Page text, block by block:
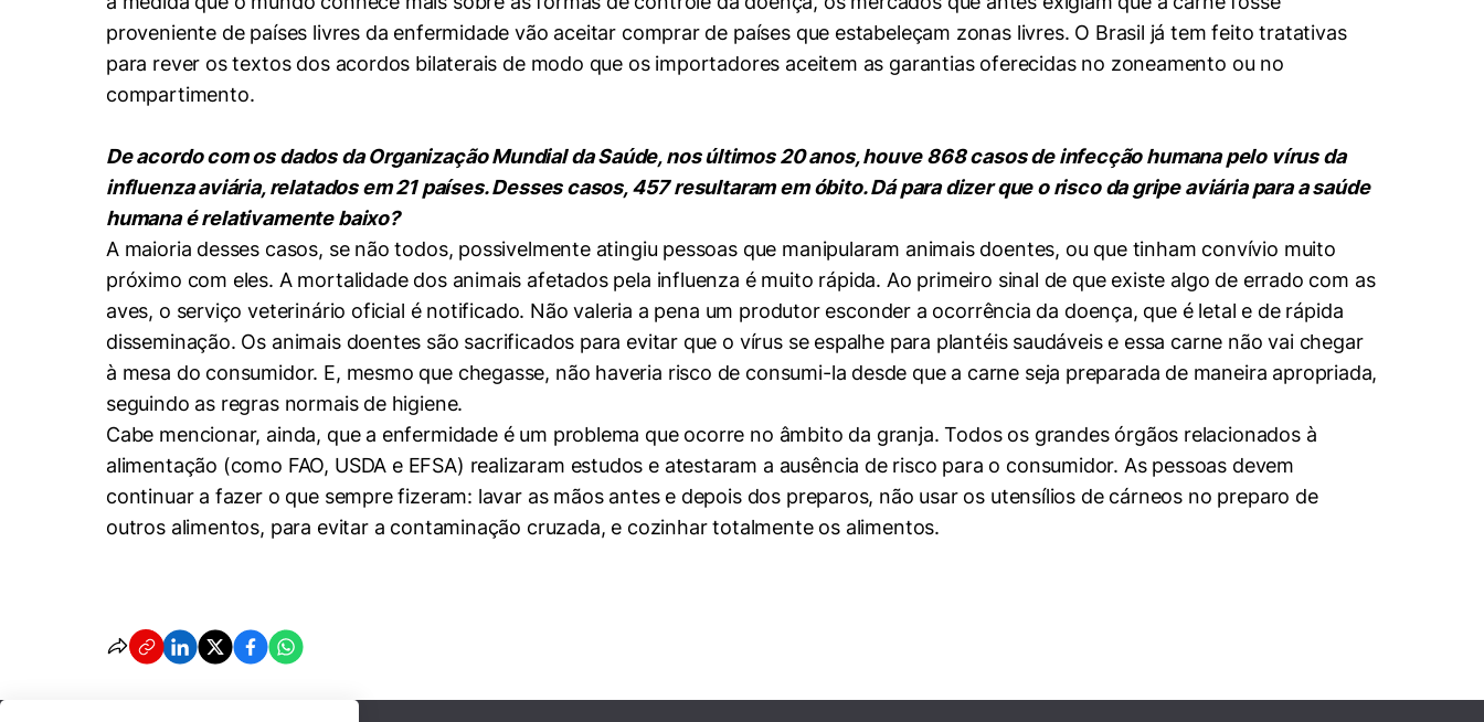
proveniente de países livres da enfermidade vão aceitar comprar de países que estabeleçam zonas livres. O Brasil já tem feito tratativas
para rever os textos dos acordos bilaterais de modo que os importadores aceitem as garantias oferecidas no zoneamento ou no
compartimento.
De acordo com os dados da Organização Mundial da Saúde, nos últimos 20 anos, houve 868 casos de infecção humana pelo vírus da
influenza aviária, relatados em 21 países. Desses casos, 457 resultaram em óbito. Dá para dizer que o risco da gripe aviária para a saúde
humana é relativamente baixo?
A maioria desses casos, se não todos, possivelmente atingiu pessoas que manipularam animais doentes, ou que tinham convívio muito
próximo com eles. A mortalidade dos animais afetados pela influenza é muito rápida. Ao primeiro sinal de que existe algo de errado com as
aves, o serviço veterinário oficial é notificado. Não valeria a pena um produtor esconder a ocorrência da doença, que é letal e de rápida
disseminação. Os animais doentes são sacrificados para evitar que o vírus se espalhe para plantéis saudáveis e essa carne não vai chegar
à mesa do consumidor. E, mesmo que chegasse, não haveria risco de consumi-la desde que a carne seja preparada de maneira apropriada,
seguindo as regras normais de higiene.
Cabe mencionar, ainda, que a enfermidade é um problema que ocorre no âmbito da granja. Todos os grandes órgãos relacionados à
alimentação (como FAO, USDA e EFSA) realizaram estudos e atestaram a ausência de risco para o consumidor. As pessoas devem
continuar a fazer o que sempre fizeram: lavar as mãos antes e depois dos preparos, não usar os utensílios de cárneos no preparo de
outros alimentos, para evitar a contaminação cruzada, e cozinhar totalmente os alimentos.